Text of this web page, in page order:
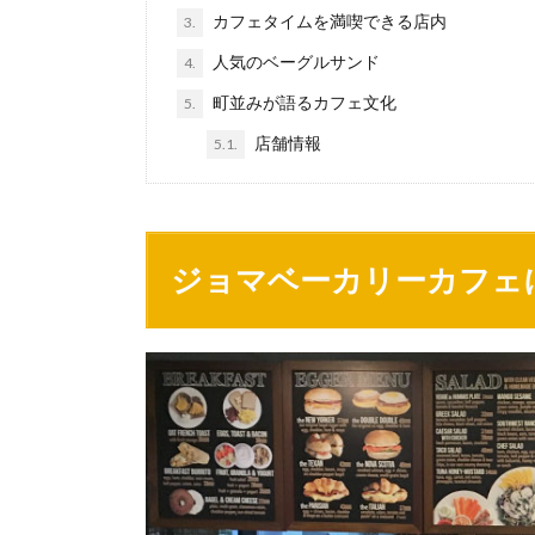
3. カフェタイムを満喫できる店内
4. 人気のベーグルサンド
5. 町並みが語るカフェ文化
5.1. 店舗情報
ジョマベーカリーカフェ